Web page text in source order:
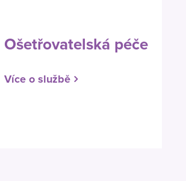
Ošetřovatelská péče
Více o službě